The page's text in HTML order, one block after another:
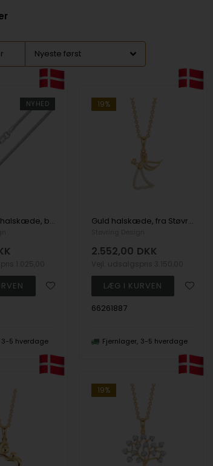
NYHED
Sølv slange halskæde, bredde 1,6 og længde 60 cm
3-5 hverdage
19%
Guld halskæde, fra Støvring Design
2.552,00 DKK
66261887
Fjernlager 3-5 hverdage
19%